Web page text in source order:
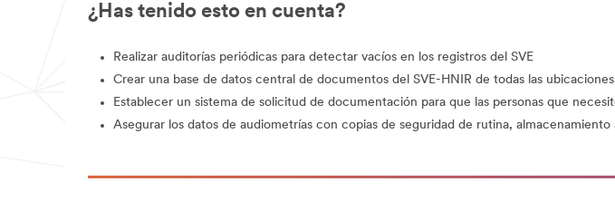
¿Has tenido esto en cuenta?
Realizar auditorías periódicas para detectar vacíos en los registros del SVE
Crear una base de datos central de documentos del SVE-HNIR de todas las
Establecer un sistema de solicitud de documentación para que las personas que
Asegurar los datos de audiometrías con copias de seguridad de rutina,